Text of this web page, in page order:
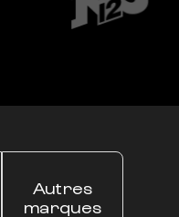
Autres
marques